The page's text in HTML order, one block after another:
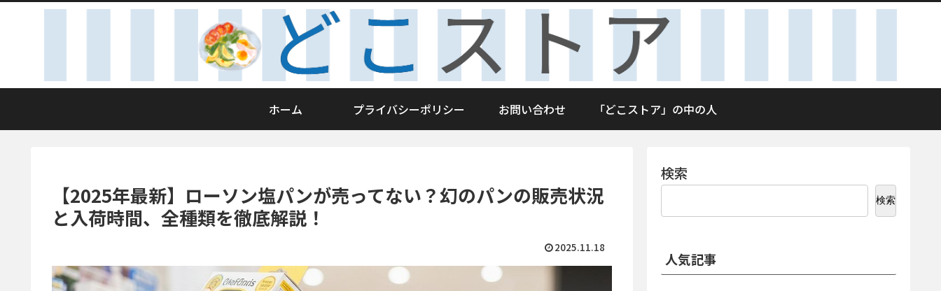
ホーム プライバシーポリシー お問い合わせ 「どこストア」の中の人
【2025年最新】ローソン塩パンが売ってない？幻のパンの販売状況
と入荷時間、全種類を徹底解説！
2025.11.18
検索
検索
人気記事